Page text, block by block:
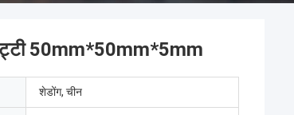
पट्टी 50mm*50mm*5mm
शेडोंग, चीन